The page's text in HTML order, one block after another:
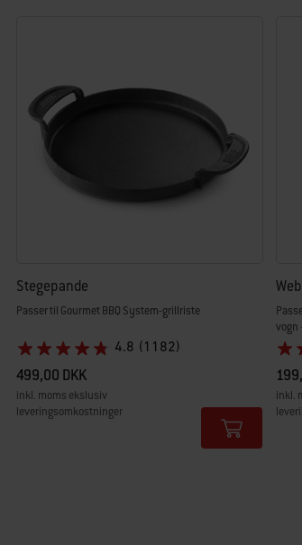
Stegepande
Passer til Gourmet BBQ System-grillriste
4.8 (1182)
499,00 DKK
inkl. moms ekslusiv
leveringsomkostninger
vogn
inkl.